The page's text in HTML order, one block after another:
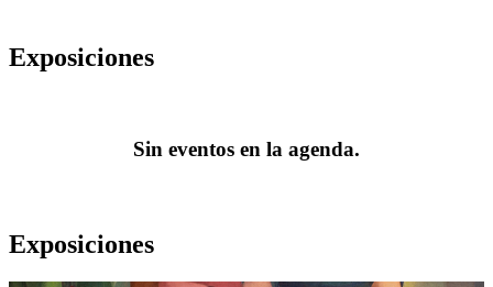
Exposiciones
Sin eventos en la agenda.
Exposiciones